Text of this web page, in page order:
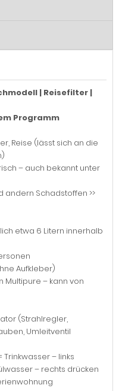
| Reisefilter |
Programm
Reise (lässt sich an die
– auch bekannt unter
andern Schadstoffen >>
etwa 6 Litern innerhalb
Aufkleber)
Multipure – kann von
(Strahlregler,
Umleitventil
– links
– rechts drücken